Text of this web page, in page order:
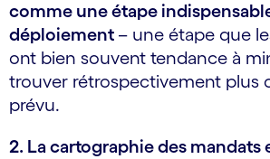
comme une étape
déploiement – une étape que
ont bien souvent tendance à
trouver rétrospectivement plus
prévu.
2. La cartographie des mandats